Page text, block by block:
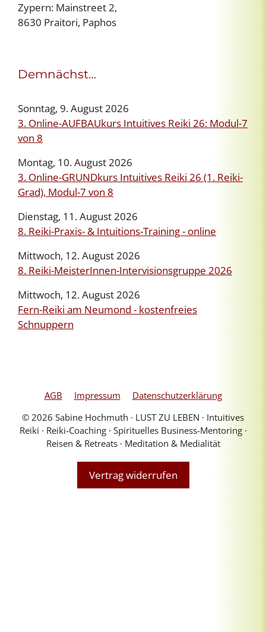
Zypern: Mainstreet 2,
8630 Praitori, Paphos
Demnächst…
Sonntag, 9. August 2026
3. Online-AUFBAUkurs Intuitives Reiki 26: Modul-7
von 8
Montag, 10. August 2026
3. Online-GRUNDkurs Intuitives Reiki 26 (1. Reiki-
Grad), Modul-7 von 8
Dienstag, 11. August 2026
8. Reiki-Praxis- & Intuitions-Training - online
Mittwoch, 12. August 2026
8. Reiki-MeisterInnen-Intervisionsgruppe 2026
Mittwoch, 12. August 2026
Fern-Reiki am Neumond - kostenfreies
Schnuppern
AGB Impressum
Datenschutzerklärung
© 2026 Sabine Hochmuth ∙ LUST ZU LEBEN ∙ Intuitives
Reiki ∙ Reiki-Coaching ∙ Spirituelles Business-Mentoring ∙
Reisen & Retreats ∙ Meditation & Medialität
Vertrag widerrufen